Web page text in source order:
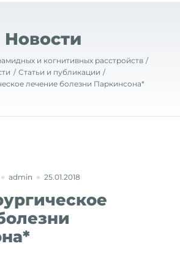
Новости
и когнитивных расстройств
Статьи и публикации
лечение болезни Паркинсона*
admin 25.01.2018